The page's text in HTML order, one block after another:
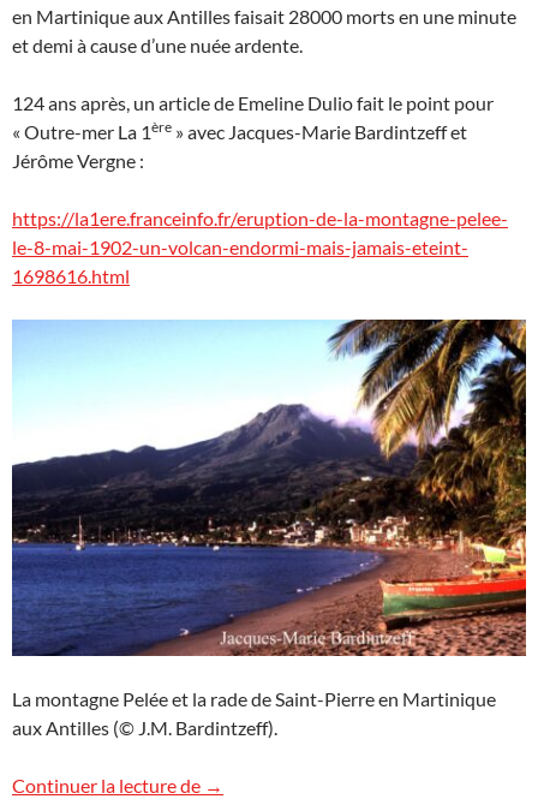
en Martinique aux Antilles faisait 28000 morts en une minute
et demi à cause d’une nuée ardente.
124 ans après, un article de Emeline Dulio fait le point pour
« Outre-mer La 1ère » avec Jacques-Marie Bardintzeff et
Jérôme Vergne :
https://la1ere.franceinfo.fr/eruption-de-la-montagne-pelee-
le-8-mai-1902-un-volcan-endormi-mais-jamais-eteint-
1698616.html
La montagne Pelée et la rade de Saint-Pierre en Martinique
aux Antilles (© J.M. Bardintzeff).
Continuer la lecture de Anniversaire de l’éruption de la
→